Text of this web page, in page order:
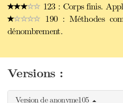
123 : Corps finis.
190 : Méthodes
dénombrement.
Versions :
Version de anonyme105